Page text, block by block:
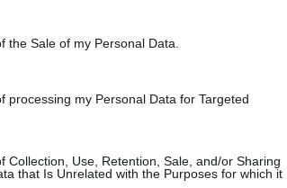
the Sale of my Personal Data.
processing my Personal Data for Targeted
Collection, Use, Retention, Sale, and/or Sharing
that Is Unrelated with the Purposes for which it